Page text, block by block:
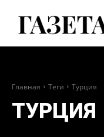
Главная Теги Турция
ТУРЦИЯ